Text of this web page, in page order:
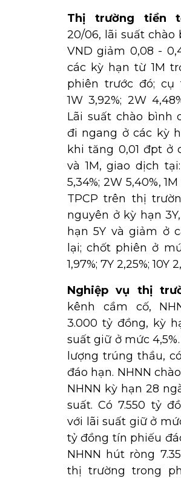
Thị trường tiền
20/06, lãi suất chào
VND giảm 0,08 -
các kỳ hạn từ 1M
phiên trước đó; cụ
1W 3,92%; 2W
Lãi suất chào bình
đi ngang ở các kỳ
khi tăng 0,01 đpt ở
và 1M, giao dịch tại:
5,34%; 2W 5,40%,
TPCP trên thị
nguyên ở kỳ hạn
hạn 5Y và giảm ở
lại; chốt phiên ở
1,97%; 7Y 2,25%; 10Y
Nghiệp vụ thị
kênh cầm cố,
3.000 tỷ đồng, kỳ
suất giữ ở mức
lượng trúng thầu,
đáo hạn. NHNN
NHNN kỳ hạn 28
suất. Có 7.550 tỷ
với lãi suất giữ ở
tỷ đồng tín phiếu
NHNN hút ròng
thị trường trong